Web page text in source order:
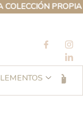
PROPIA DE